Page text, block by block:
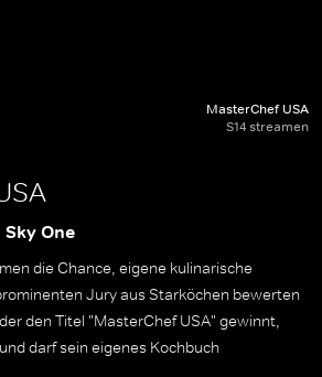
MasterChef USA
S14 streamen
Sky One
die Chance, eigene kulinarische
Jury aus Starköchen bewerten
den Titel "MasterChef USA" gewinnt,
darf sein eigenes Kochbuch